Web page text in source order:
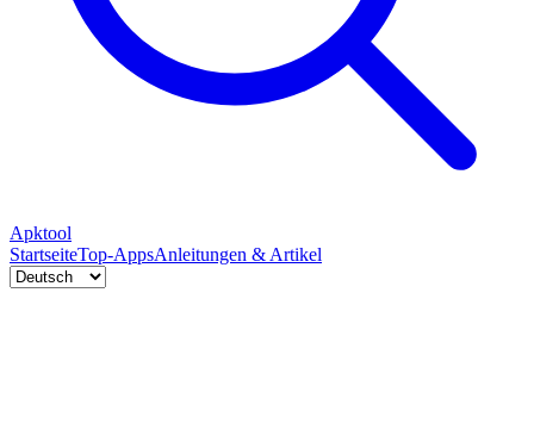
Apktool
StartseiteTop-AppsAnleitungen & Artikel